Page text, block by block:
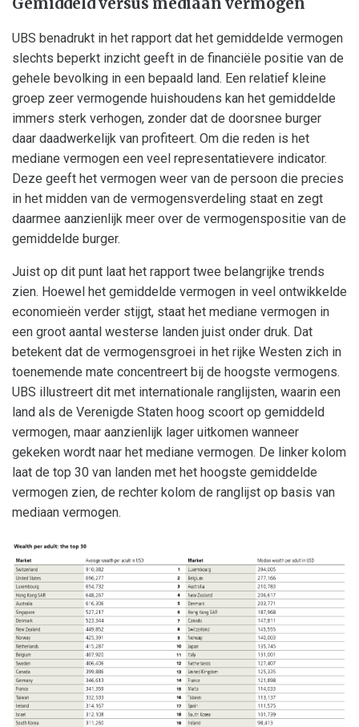
Gemiddeld versus mediaan vermogen
UBS benadrukt in het rapport dat het gemiddelde vermogen
slechts beperkt inzicht geeft in de financiële positie van de
gehele bevolking in een bepaald land. Een relatief kleine
groep zeer vermogende huishoudens kan het gemiddelde
immers sterk verhogen, zonder dat de doorsnee burger
daar daadwerkelijk van profiteert. Om die reden is het
mediane vermogen een veel representatievere indicator.
Deze geeft het vermogen weer van de persoon die precies
in het midden van de vermogensverdeling staat en zegt
daarmee aanzienlijk meer over de vermogenspositie van de
gemiddelde burger.
Juist op dit punt laat het rapport twee belangrijke trends
zien. Hoewel het gemiddelde vermogen in veel ontwikkelde
economieën verder stijgt, staat het mediane vermogen in
een groot aantal westerse landen juist onder druk. Dat
betekent dat de vermogensgroei in het rijke Westen zich in
toenemende mate concentreert bij de hoogste vermogens.
UBS illustreert dit met internationale ranglijsten, waarin een
land als de Verenigde Staten hoog scoort op gemiddeld
vermogen, maar aanzienlijk lager uitkomen wanneer
gekeken wordt naar het mediane vermogen. De linker kolom
laat de top 30 van landen met het hoogste gemiddelde
vermogen zien, de rechter kolom de ranglijst op basis van
mediaan vermogen.